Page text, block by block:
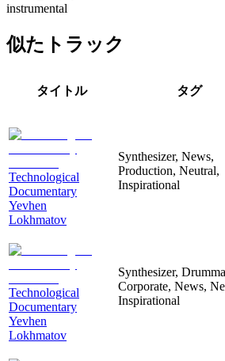
instrumental
似たトラック
タイトル タグ
Technological
Documentary
Yevhen
Lokhmatov
Synthesizer, News,
Production, Neutral,
Inspirational
Technological
Documentary
Yevhen
Lokhmatov
Synthesizer,
Corporate, News,
Inspirational